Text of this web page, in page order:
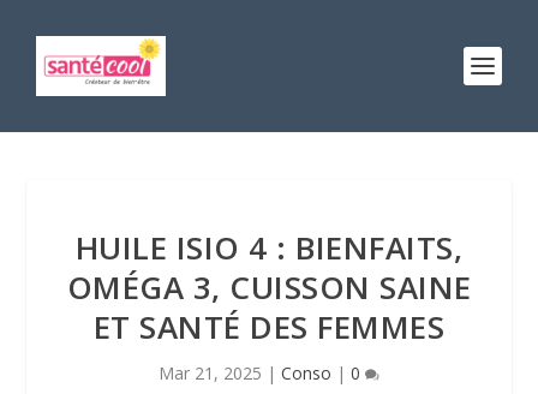
HUILE ISIO 4 : BIENFAITS,
OMÉGA 3, CUISSON SAINE
ET SANTÉ DES FEMMES
Mar 21, 2025 | Conso | 0